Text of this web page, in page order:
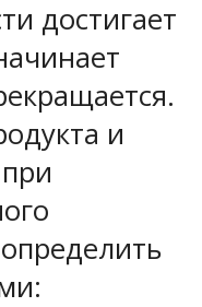
достигает
и